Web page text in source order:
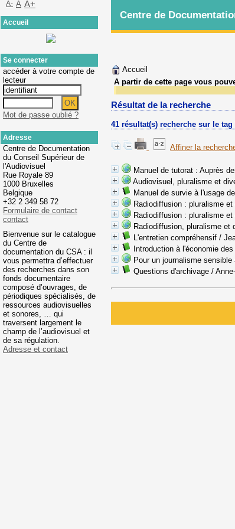
Accueil
A partir de cette page vous
Résultat de la recherche
41 résultat(s) recherche sur le
Affiner la
Manuel de tutorat : Auprès
Audiovisuel, pluralisme et
Manuel de survie à l'usage
Radiodiffusion : pluralisme
Radiodiffusion : pluralisme
Radiodiffusion, pluralisme et
L'entretien compréhensif /
Introduction à l'économie
Pour un journalisme
Questions d'archivage /
Centre de
A- A A+
Accueil
Se connecter
accéder à votre compte de
lecteur
Mot de passe oublié ?
Adresse
Centre de Documentation
du Conseil Supérieur de
l'Audiovisuel
Rue Royale 89
1000 Bruxelles
Belgique
+32 2 349 58 72
Formulaire de contact
contact
Bienvenue sur le catalogue
du Centre de
documentation du CSA : il
vous permettra d’effectuer
des recherches dans son
fonds documentaire
composé d’ouvrages, de
périodiques spécialisés, de
ressources audiovisuelles
et sonores, … qui
traversent largement le
champ de l’audiovisuel et
de sa régulation.
Adresse et contact